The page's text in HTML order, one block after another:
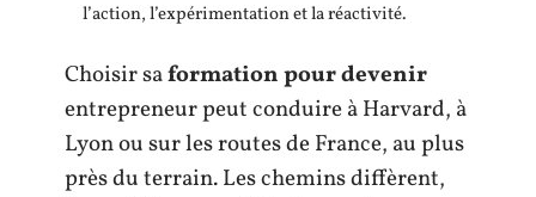
l’action, l’expérimentation et la réactivité.
Choisir saformation pour devenir
entrepreneur peut conduire à Harvard, à
Lyon ou sur les routes de France, au plus
près du terrain. Les chemins diffèrent,